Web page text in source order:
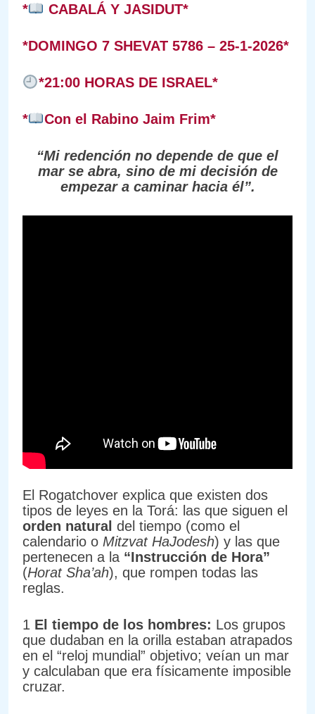
* CABALÁ Y JASIDUT*
*DOMINGO 7 SHEVAT 5786 – 25-1-2026*
*21:00 HORAS DE ISRAEL*
* Con el Rabino Jaim Frim*
“Mi redención no depende de que el
mar se abra, sino de mi decisión de
empezar a caminar hacia él”.
El Rogatchover explica que existen dos
tipos de leyes en la Torá: las que siguen el
orden natural del tiempo (como el
calendario o Mitzvat HaJodesh) y las que
pertenecen a la “Instrucción de Hora”
(Horat Sha’ah), que rompen todas las
reglas.
1 El tiempo de los hombres: Los grupos
que dudaban en la orilla estaban atrapados
en el “reloj mundial” objetivo; veían un mar
y calculaban que era físicamente imposible
cruzar.